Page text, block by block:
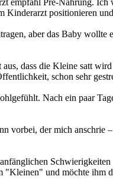
empfahl Pre-Nahrung.
positionieren
aber das Baby
dass die Kleine satt
schon sehr
Nach ein paar
der mich anschrie
und möchte